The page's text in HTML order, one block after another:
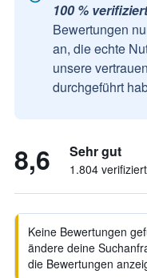
100 %
Bewertungen
an, die echte
unsere
durchgeführt
8,6 Sehr gut
1.804
Keine Bewertungen
ändere deine
die Bewertungen